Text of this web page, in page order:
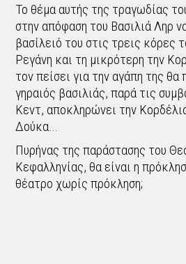
Το θέμα αυτής της τραγωδίας
στην απόφαση του Βασιλιά Ληρ
βασίλειό του στις τρεις κόρες
Ρεγάνη και τη μικρότερη την
τον πείσει για την αγάπη της θα
γηραιός βασιλιάς, παρά τις
Κεντ, αποκληρώνει την
Δούκα…
Πυρήνας της παράστασης του
Κεφαλληνίας, θα είναι η
θέατρο χωρίς πρόκληση;